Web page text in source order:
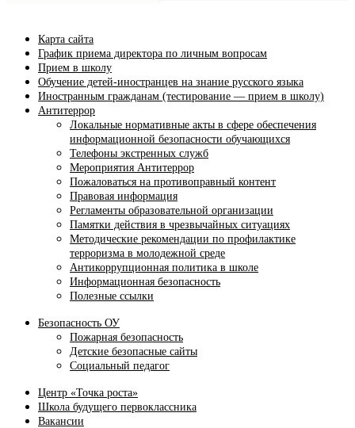
Карта сайта
График приема директора по личным вопросам
Прием в школу
Обучение детей-иностранцев на знание русского языка
Иностранным гражданам (тестирование — прием в школу)
Антитеррор
Локальные нормативные акты в сфере обеспечения
информационной безопасности обучающихся
Телефоны экстренных служб
Мероприятия Антитеррор
Пожаловаться на противоправный контент
Правовая информация
Регламенты образовательной организации
Памятки действия в чрезвычайных ситуациях
Методические рекомендации по профилактике
терроризма в молодежной среде
Антикоррупционная политика в школе
Информационная безопасность
Полезные ссылки
Безопасность ОУ
Пожарная безопасность
Детские безопасные сайты
Социальный педагог
Центр «Точка роста»
Школа будущего первоклассника
Вакансии